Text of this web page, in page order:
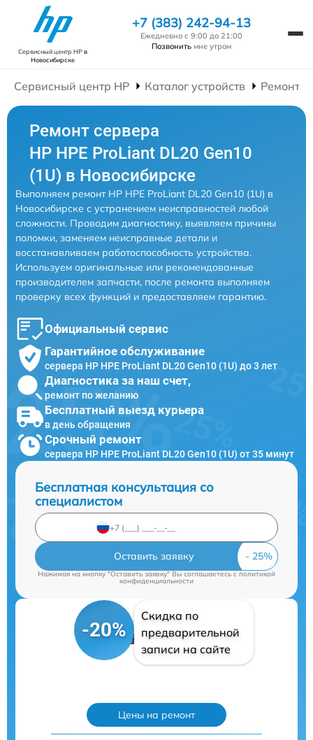
Сервисный центр HPв
Новосибирске
+7 (383) 242-94-13
Ежедневно с 9:00 до 21:00
Позвонить мне утром
Сервисный центр HP Каталог устройств Ремонт
Ремонт сервера
HP HPE ProLiant DL20 Gen10
(1U) в Новосибирске
Выполняем ремонт HP HPE ProLiant DL20 Gen10 (1U) в
Новосибирске с устранением неисправностей любой
сложности. Проводим диагностику, выявляем причины
поломки, заменяем неисправные детали и
восстанавливаем работоспособность устройства.
Используем оригинальные или рекомендованные
производителем запчасти, после ремонта выполняем
проверку всех функций и предоставляем гарантию.
Официальный сервис
Гарантийное обслуживание
сервера HP HPE ProLiant DL20 Gen10 (1U) до 3 лет
Диагностика за наш счет,
ремонт по желанию
Бесплатный выезд курьера
в день обращения
Срочный ремонт
сервера HP HPE ProLiant DL20 Gen10 (1U) от 35 минут
Бесплатная консультация со
специалистом
Оставить заявку
Нажимая на кнопку "Оставить заявку" Вы соглашаетесь cполитикой
конфиденциальности
-20%
Скидка по
предварительной
записи на сайте
Цены на ремонт